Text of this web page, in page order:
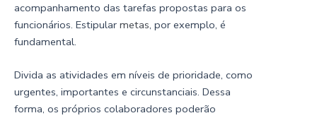
acompanhamento das tarefas propostas para os
funcionários. Estipular metas, por exemplo, é
fundamental.
Divida as atividades em níveis de prioridade, como
urgentes, importantes e circunstanciais. Dessa
forma, os próprios colaboradores poderão